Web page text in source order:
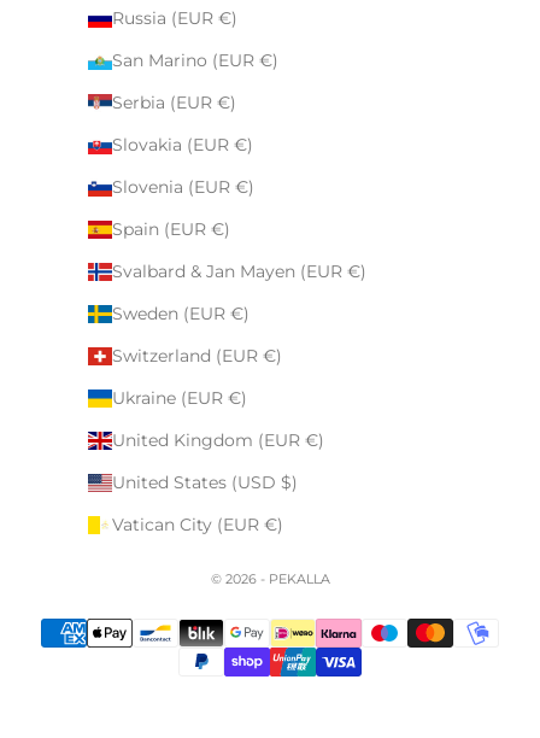
Russia (EUR €)
San Marino (EUR €)
Serbia (EUR €)
Slovakia (EUR €)
Slovenia (EUR €)
Spain (EUR €)
Svalbard & Jan Mayen (EUR €)
Sweden (EUR €)
Switzerland (EUR €)
Ukraine (EUR €)
United Kingdom (EUR €)
United States (USD $)
Vatican City (EUR €)
© 2026 - PEKALLA